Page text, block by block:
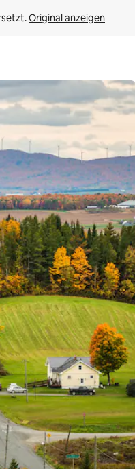
Original anzeigen
Ergebnisse durch